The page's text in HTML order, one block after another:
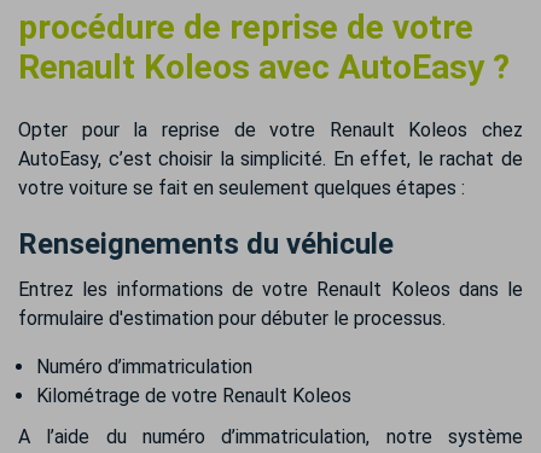
procédure de reprise de votre
Renault Koleos avec AutoEasy ?
Opter pour la reprise de votre Renault Koleos chez
AutoEasy, c’est choisir la simplicité. En effet, le rachat de
votre voiture se fait en seulement quelques étapes :
Renseignements du véhicule
Entrez les informations de votre Renault Koleos dans le
formulaire d'estimation pour débuter le processus.
Numéro d’immatriculation
Kilométrage de votre Renault Koleos
A l’aide du numéro d’immatriculation, notre système